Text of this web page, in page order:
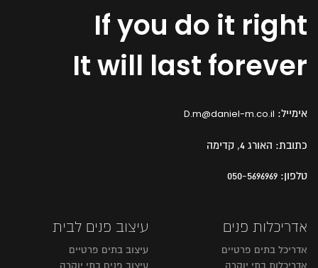
If you do it right
It will last forever
אימייל: D.m@daniel-m.co.il
כתובת: האורג 4, קדימה
טלפון: 050-5696969
אדריכלות פנים
אדריכל בתים פרטיים
אדריכלות בתי יוקרה
עיצוב פנים לבית
עיצוב בתים פרטיים
עיצוב פנים בתי יוקרה